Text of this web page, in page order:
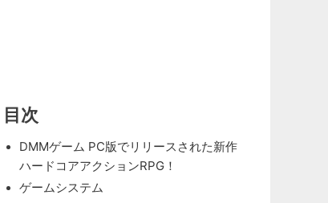
目次
DMMゲーム PC版でリリースされた新作
ハードコアアクションRPG！
ゲームシステム